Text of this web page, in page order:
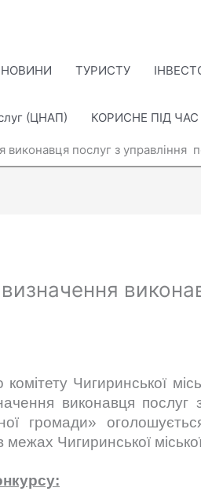
НОВИНИ ТУРИСТУ
(ЦНАП) КОРИСНЕ ПІД ЧАС
виконавця послуг з управління
комітету Чигиринської
виконавця
громади»
Чигиринської